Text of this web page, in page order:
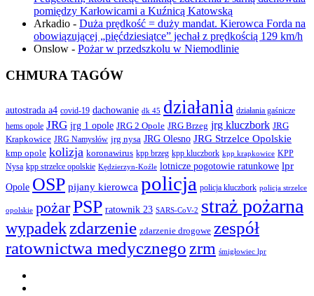
pomiędzy Karłowicami a Kuźnicą Katowską
Arkadio - Duża prędkość = duży mandat. Kierowca Forda na
obowiązującej „pięćdziesiątce” jechał z prędkością 129 km/h
Onslow - Pożar w przedszkolu w Niemodlinie
CHMURA TAGÓW
autostrada a4 covid-19 dachowanie dk 45 działania działania gaśnicze
hems opole JRG jrg 1 opole JRG 2 Opole JRG Brzeg jrg kluczbork JRG
Krapkowice JRG Namysłów jrg nysa JRG Olesno JRG Strzelce Opolskie
kmp opole kolizja koronawirus kpp brzeg kpp kluczbork kpp krapkowice KPP
Nysa kpp strzelce opolskie Kędzierzyn-Koźle lotnicze pogotowie ratunkowe lpr
Opole OSP pijany kierowca policja policja kluczbork policja strzelce
opolskie pożarPSP ratownik 23 SARS-CoV-2 straż pożarna
wypadekzdarzenie zdarzenie drogowe zespół
ratownictwa medycznego zrm śmigłowiec lpr